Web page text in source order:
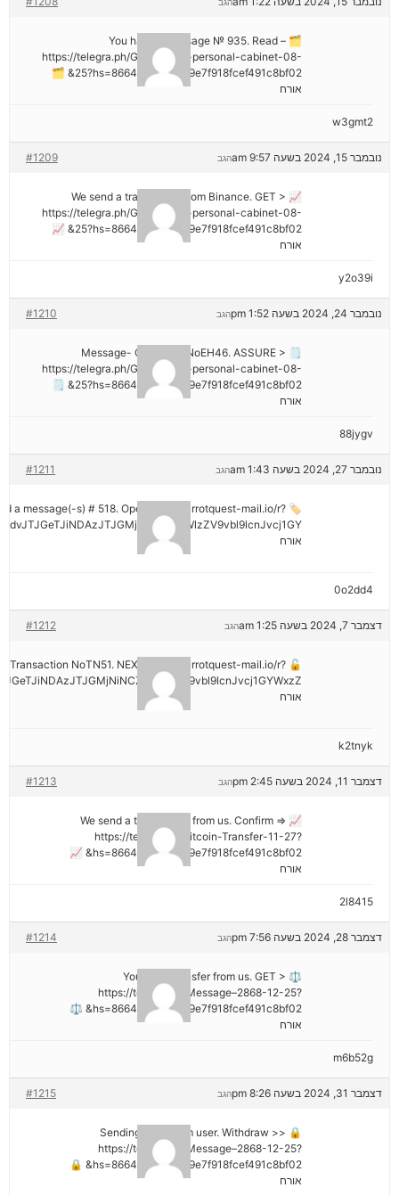
🗂 You have 1 message № 935. Read –
https://telegra.ph/Go-to-your-personal-cabinet-08-
25?hs=8664c520642b9e7f918fcef491c8bf02& 🗂
אורח
w3gmt2
נובמבר 15, 2024 בשעה 9:57 am #1209 הגב
📈 We send a transaction from Binance. GЕТ >
https://telegra.ph/Go-to-your-personal-cabinet-08-
25?hs=8664c520642b9e7f918fcef491c8bf02& 📈
אורח
y2o39i
נובמבר 24, 2024 בשעה 1:52 pm #1210 הגב
🗒 Message- Operation NoEH46. ASSURE >
https://telegra.ph/Go-to-your-personal-cabinet-08-
25?hs=8664c520642b9e7f918fcef491c8bf02& 🗒
אורח
88jygv
נובמבר 27, 2024 בשעה 1:43 am #1211 הגב
a message(-s) # 518. Open > out.carrotquest-mail.io/r?
אורח
0o2dd4
דצמבר 7, 2024 בשעה 1:25 am #1212 הגב
Transaction NoTN51. NEXT => out.carrotquest-mail.io/r?
אורח
k2tnyk
דצמבר 11, 2024 בשעה 2:45 pm #1213 הגב
📈 We send a transaction from us. Confirm =>
https://telegra.ph/Bitcoin-Transfer-11-27?
hs=8664c520642b9e7f918fcef491c8bf02& 📈
אורח
2l8415
דצמבר 28, 2024 בשעה 7:56 pm #1214 הגב
⚖ You got a transfer from us. GET >
https://telegra.ph/Message–2868-12-25?
hs=8664c520642b9e7f918fcef491c8bf02& ⚖
אורח
m6b52g
דצמבר 31, 2024 בשעה 8:26 pm #1215 הגב
🔒 Sending a gift from user. Withdrаw >>
https://telegra.ph/Message–2868-12-25?
hs=8664c520642b9e7f918fcef491c8bf02& 🔒
אורח